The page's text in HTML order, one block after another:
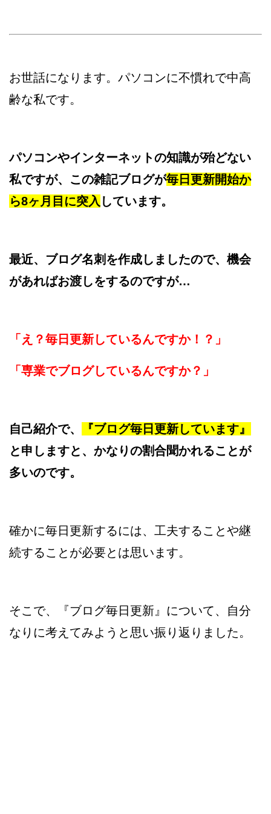
お世話になります。パソコンに不慣れで中高
齢な私です。
パソコンやインターネットの知識が殆どない
私ですが、この雑記ブログが毎日更新開始か
ら8ヶ月目に突入 しています。
最近、ブログ名刺を作成しましたので、機会
があればお渡しをするのですが…
「え？毎日更新しているんですか！？」
「専業でブログしているんですか？」
自己紹介で、
『ブログ毎日更新しています』
と申しますと、かなりの割合聞かれることが
多いのです。
確かに毎日更新するには、工夫することや継
続することが必要とは思います。
そこで、『ブログ毎日更新』について、自分
なりに考えてみようと思い振り返りました。